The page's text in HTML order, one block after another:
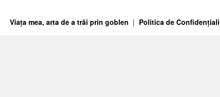
Viața mea, arta de a trăi prin goblen Politica de